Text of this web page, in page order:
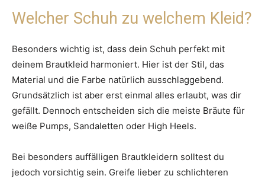
Welcher Schuh zu welchem Kleid?
Besonders wichtig ist, dass dein Schuh perfekt mit
deinem Brautkleid harmoniert. Hier ist der Stil, das
Material und die Farbe natürlich ausschlaggebend.
Grundsätzlich ist aber erst einmal alles erlaubt, was dir
gefällt. Dennoch entscheiden sich die meiste Bräute für
weiße Pumps, Sandaletten oder High Heels.
Bei besonders auffälligen Brautkleidern solltest du
jedoch vorsichtig sein. Greife lieber zu schlichteren